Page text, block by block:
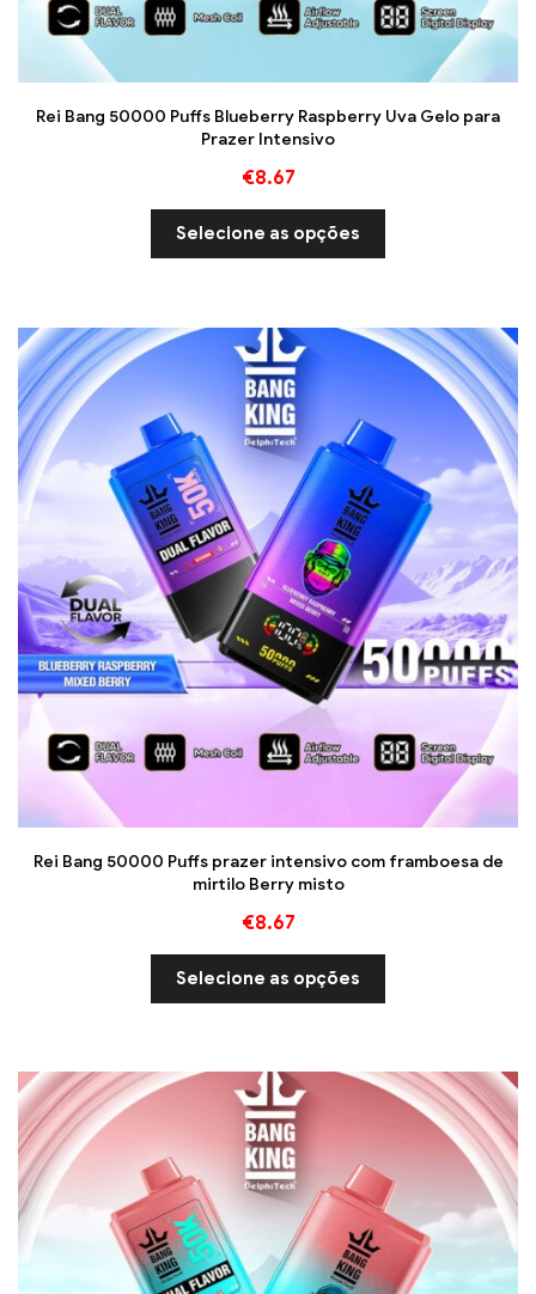
Rei Bang 50000 Puffs Blueberry Raspberry Uva Gelo para
Prazer Intensivo
€8.67
Selecione as opções
Rei Bang 50000 Puffs prazer intensivo com framboesa de
mirtilo Berry misto
€8.67
Selecione as opções